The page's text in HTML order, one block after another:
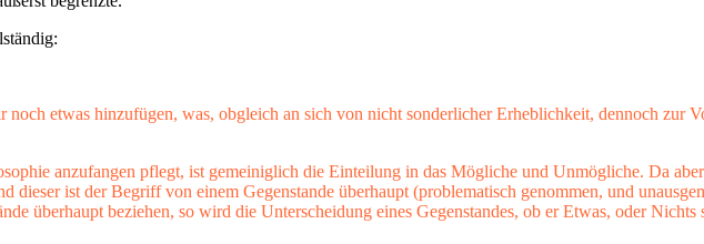
etwas hinzufügen, was, obgleich an sich von nicht sonderlicher Erheblichkeit, dennoch zur
anzufangen pflegt, ist gemeiniglich die Einteilung in das Mögliche und Unmögliche. Da
dieser ist der Begriff von einem Gegenstande überhaupt (problematisch genommen, und
überhaupt beziehen, so wird die Unterscheidung eines Gegenstandes, ob er Etwas, oder